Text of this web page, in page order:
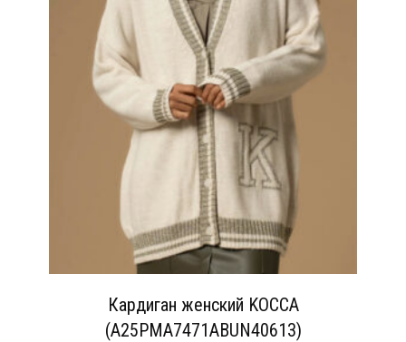
Кардиган женский KOCCA
(A25PMA7471ABUN40613)